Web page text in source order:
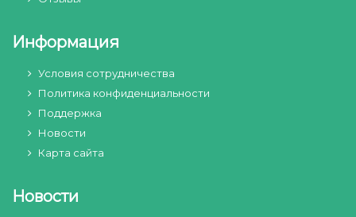
Информация
Условия сотрудничества
Политика конфиденциальности
Поддержка
Новости
Карта сайта
Новости